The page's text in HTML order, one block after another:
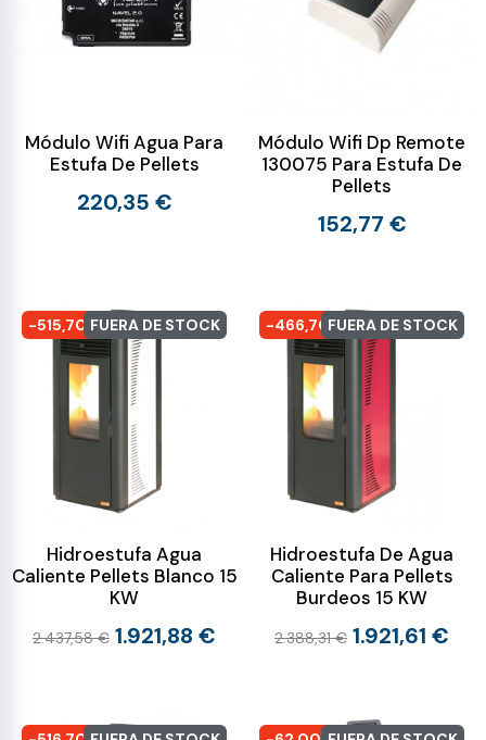
Módulo Wifi Agua Para
Estufa De Pellets
220,35 €
Módulo Wifi Dp Remote
130075 Para Estufa De
Pellets
152,77 €
-515,70 €FUERA DE STOCK
Hidroestufa Agua
Caliente Pellets Blanco 15
KW
2.437,58 € 1.921,88 €
-466,70 €FUERA DE STOCK
Hidroestufa De Agua
Caliente Para Pellets
Burdeos 15 KW
2.388,31 € 1.921,61 €